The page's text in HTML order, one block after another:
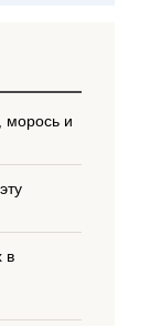
морось и
в